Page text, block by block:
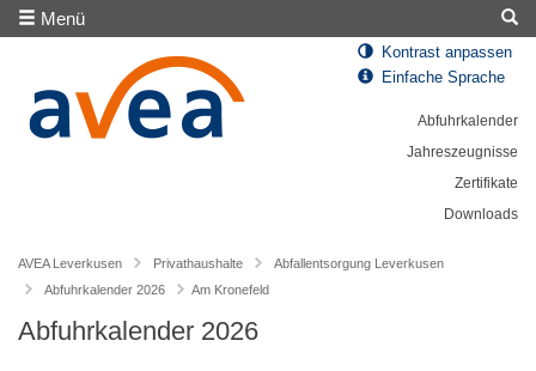
Menü
Kontrast anpassen
Einfache Sprache
Abfuhrkalender
Jahreszeugnisse
Zertifikate
Downloads
AVEA Leverkusen Privathaushalte
Abfallentsorgung Leverkusen
Abfuhrkalender 2026
Am Kronefeld
Abfuhrkalender 2026